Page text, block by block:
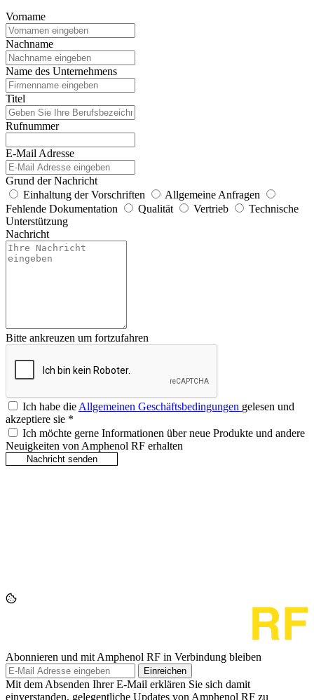
Vorname
Nachname
Name des Unternehmens
Titel
Rufnummer
E-Mail Adresse
Grund der Nachricht
Einhaltung der Vorschriften
Allgemeine Anfragen
Fehlende Dokumentation
Qualität Vertrieb
Technische
Unterstützung
Nachricht
Bitte ankreuzen um fortzufahren
Ich habe dieAllgemeinen Geschäftsbedingungen gelesen und
akzeptiere sie *
Ich möchte gerne Informationen über neue Produkte und andere
Neuigkeiten von Amphenol RF erhalten
Abonnieren und mit Amphenol RF in Verbindung bleiben
Einreichen
Mit dem Absenden Ihrer E-Mail erklären Sie sich damit
einverstanden, gelegentliche Updates von Amphenol RF zu